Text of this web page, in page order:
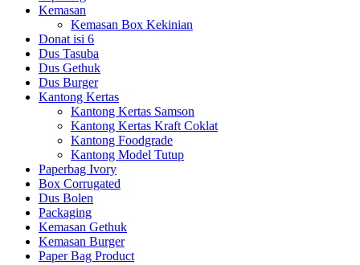
Kemasan
Kemasan Box Kekinian
Donat isi 6
Dus Tasuba
Dus Gethuk
Dus Burger
Kantong Kertas
Kantong Kertas Samson
Kantong Kertas Kraft Coklat
Kantong Foodgrade
Kantong Model Tutup
Paperbag Ivory
Box Corrugated
Dus Bolen
Packaging
Kemasan Gethuk
Kemasan Burger
Paper Bag Product